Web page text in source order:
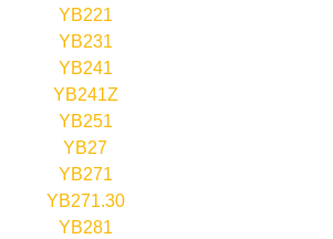
YB221
YB231
YB241
YB241Z
YB251
YB27
YB271
YB271.30
YB281